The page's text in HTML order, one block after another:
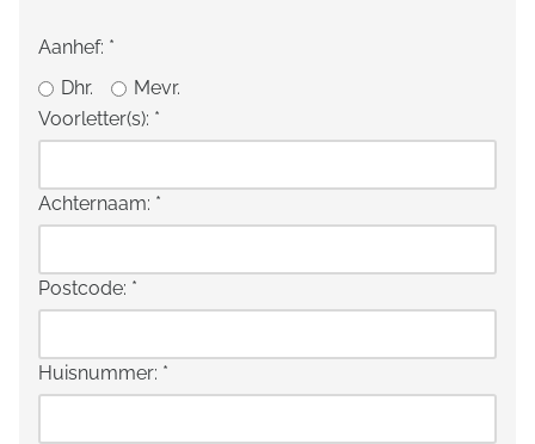
Aanhef: *
Dhr.
Mevr.
Voorletter(s): *
Achternaam: *
Postcode: *
Huisnummer: *